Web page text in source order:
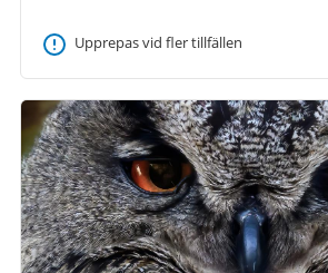
Upprepas vid fler tillfällen